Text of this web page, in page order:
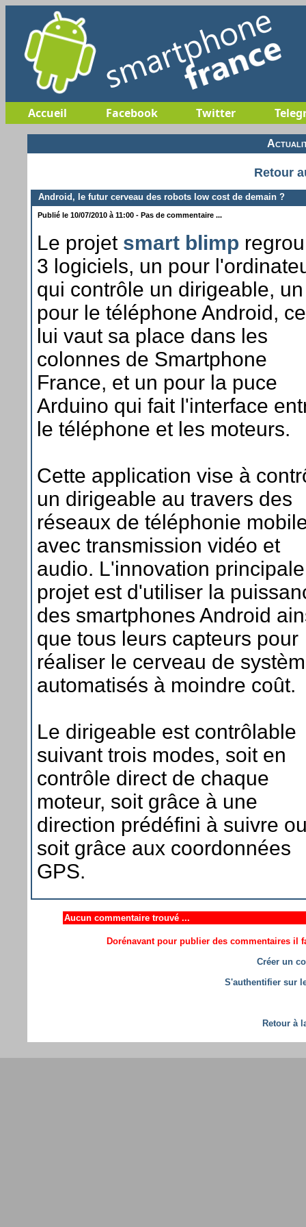
Accueil Facebook Twitter
Retour
Android, le futur cerveau des robots low cost de demain ?
Publié le 10/07/2010 à 11:00 - Pas de commentaire ...
Le projet smart blimp
3 logiciels, un pour
qui contrôle un dirigeable, un
pour le téléphone Android,
lui vaut sa place dans les
colonnes de Smartphone
France, et un pour la puce
Arduino qui fait l'interface
le téléphone et les moteurs.
Cette application vise à
un dirigeable au travers des
réseaux de téléphonie
avec transmission vidéo et
audio. L'innovation
projet est d'utiliser la
des smartphones Android
que tous leurs capteurs pour
réaliser le cerveau de
automatisés à moindre coût.
Le dirigeable est contrôlable
suivant trois modes, soit en
contrôle direct de chaque
moteur, soit grâce à une
direction prédéfini à suivre
soit grâce aux coordonnées
GPS.
Aucun commentaire trouvé ...
Dorénavant pour publier des commentaires il
Créer un
S'authentifier sur
Retour à